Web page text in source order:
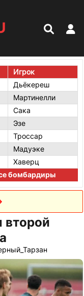
Игрок
Дьёкереш
Мартинелли
Сака
Эзе
Троссар
Мадуэке
Хаверц
бомбардиры
второй